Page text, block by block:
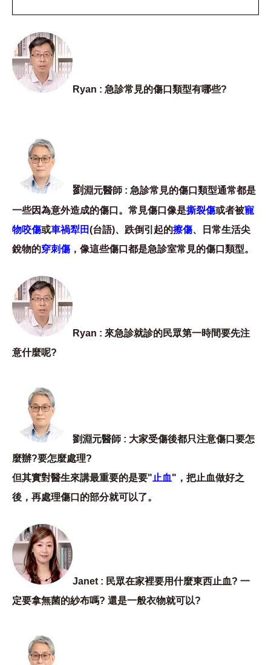
Ryan : 急診常見的傷口類型有哪些?
劉淵元醫師 : 急診常見的傷口類型通常都是
一些因為意外造成的傷口。常見傷口像是撕裂傷或者被寵
物咬傷或車禍犁田(台語)、跌倒引起的擦傷、日常生活尖
銳物的穿刺傷，像這些傷口都是急診室常見的傷口類型。
Ryan : 來急診就診的民眾第一時間要先注
意什麼呢?
劉淵元醫師 : 大家受傷後都只注意傷口要怎
麼辦?要怎麼處理?
但其實對醫生來講最重要的是要" 止血"，把止血做好之
後，再處理傷口的部分就可以了。
Janet : 民眾在家裡要用什麼東西止血? 一
定要拿無菌的紗布嗎? 還是一般衣物就可以?